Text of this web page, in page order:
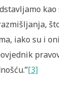
iako su i
[3]